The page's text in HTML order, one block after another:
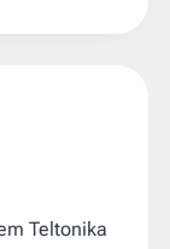
Teltonika